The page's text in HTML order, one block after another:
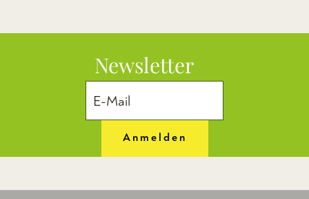
Newsletter
Anmelden